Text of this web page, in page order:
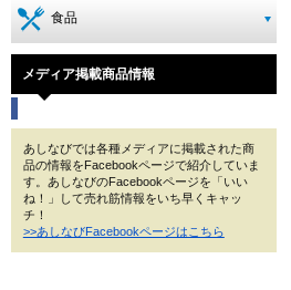
食品
メディア掲載商品情報
あしなびでは各種メディアに掲載された商
品の情報をFacebookページで紹介していま
す。あしなびのFacebookページを「いい
ね！」して売れ筋情報をいち早くキャッ
チ！
>>あしなびFacebookページはこちら